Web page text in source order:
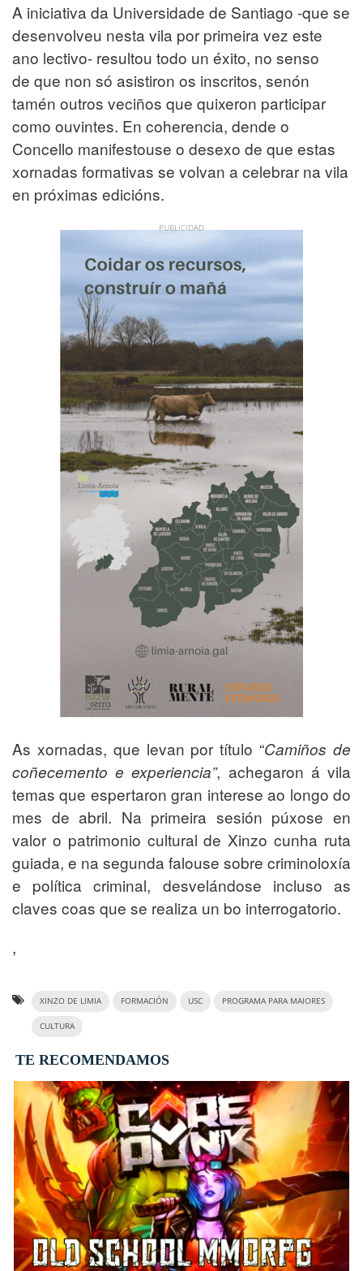
A iniciativa da Universidade de Santiago -que se
desenvolveu nesta vila por primeira vez este
ano lectivo- resultou todo un éxito, no senso
de que non só asistiron os inscritos, senón
tamén outros veciños que quixeron participar
como ouvintes. En coherencia, dende o
Concello manifestouse o desexo de que estas
xornadas formativas se volvan a celebrar na vila
en próximas edicións.
As xornadas, que levan por título “Camiños de
coñecemento e experiencia”, achegaron á vila
temas que espertaron gran interese ao longo do
mes de abril. Na primeira sesión púxose en
valor o patrimonio cultural de Xinzo cunha ruta
guiada, e na segunda falouse sobre criminoloxía
e política criminal, desvelándose incluso as
claves coas que se realiza un bo interrogatorio.
,
XINZO DE LIMIA FORMACIÓN USC PROGRAMA PARA MAIORES
CULTURA
TE RECOMENDAMOS